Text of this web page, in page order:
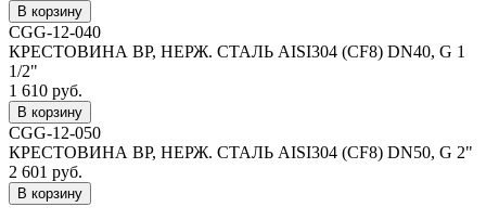
CGG-12-040
КРЕСТОВИНА ВР, НЕРЖ. СТАЛЬ AISI304 (CF8) DN40, G 1
1/2"
1 610 руб.
CGG-12-050
КРЕСТОВИНА ВР, НЕРЖ. СТАЛЬ AISI304 (CF8) DN50, G 2"
2 601 руб.